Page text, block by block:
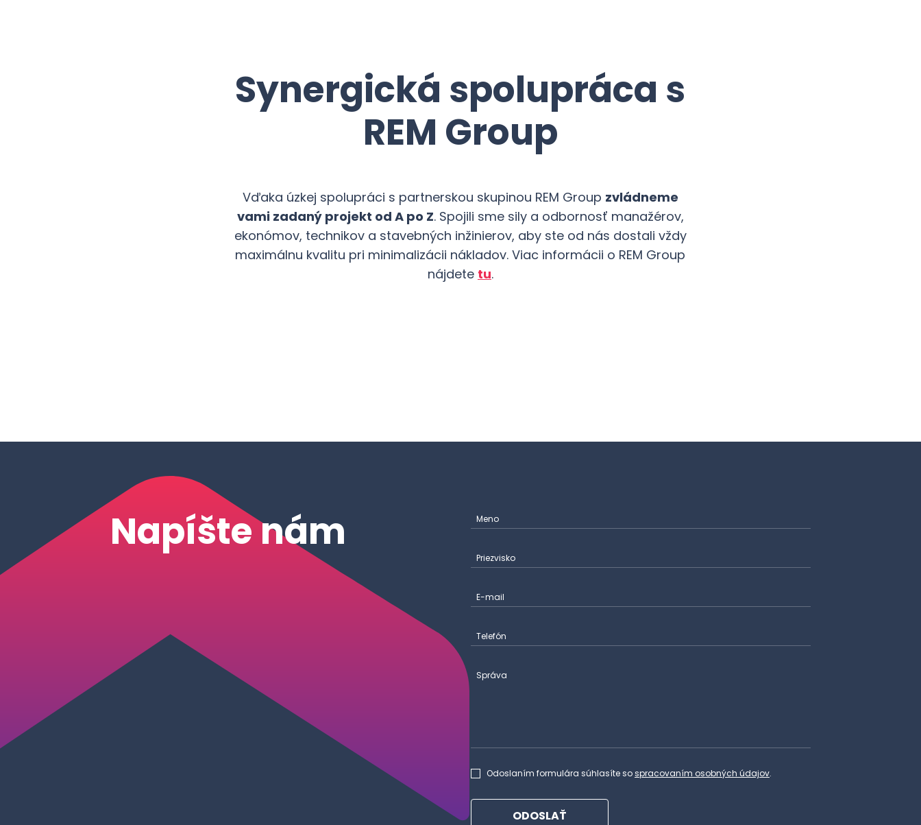
Synergická spolupráca s
REM Group
Vďaka úzkej spolupráci s partnerskou skupinou REM Group zvládneme
vami zadaný projekt od A po Z. Spojili sme sily a odbornosť manažérov,
ekonómov, technikov a stavebných inžinierov, aby ste od nás dostali vždy
maximálnu kvalitu pri minimalizácii nákladov. Viac informácii o REM Group
nájdete tu.
Napíšte nám Meno
Priezvisko
E-mail
Telefón
Správa
Odoslaním formulára súhlasíte sospracovaním osobných údajov.
ODOSLAŤ